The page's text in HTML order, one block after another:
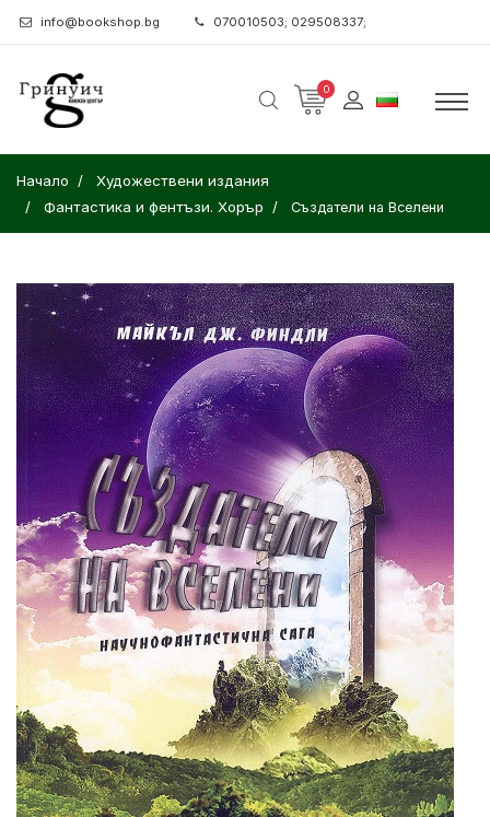
info@bookshop.bg 070010503; 029508337;
0
Начало
Художествени издания
Фантастика и фентъзи. Хорър
Създатели на Вселени